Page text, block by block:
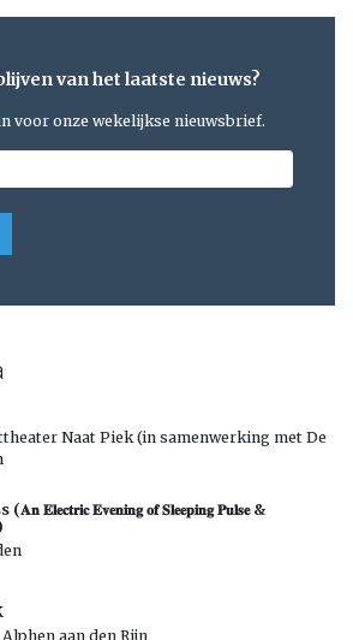
van het laatste nieuws?
voor onze wekelijkse nieuwsbrief.
Naat Piek (in samenwerking met De
𝐄𝐥𝐞𝐜𝐭𝐫𝐢𝐜 𝐄𝐯𝐞𝐧𝐢𝐧𝐠 𝐨𝐟 𝐒𝐥𝐞𝐞𝐩𝐢𝐧𝐠 𝐏𝐮𝐥𝐬𝐞 &
aan den Rijn